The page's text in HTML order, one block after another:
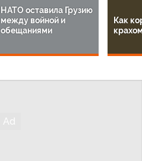
НАТО оставила Грузию
между войной и
обещаниями
Как